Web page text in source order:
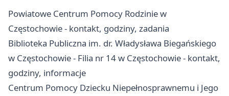
Powiatowe Centrum Pomocy Rodzinie w
Częstochowie - kontakt, godziny, zadania
Biblioteka Publiczna im. dr. Władysława Biegańskiego
w Częstochowie - Filia nr 14 w Częstochowie - kontakt,
godziny, informacje
Centrum Pomocy Dziecku Niepełnosprawnemu i Jego